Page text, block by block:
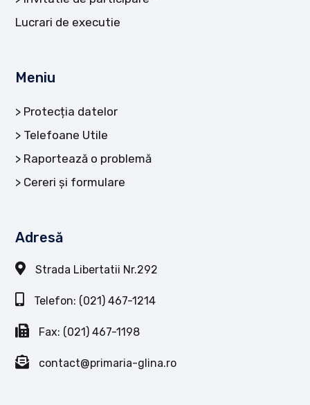
Lucrari de executie
Meniu
Protecția datelor
Telefoane Utile
Raportează o problemă
Cereri și formulare
Adresă
Strada Libertatii Nr.292
Telefon: (021) 467-1214
Fax: (021) 467-1198
contact@primaria-glina.ro